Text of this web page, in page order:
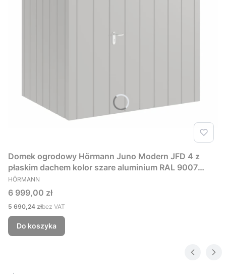
Domek ogrodowy Hörmann Juno Modern JFD 4 z
płaskim dachem kolor szare aluminium RAL 9007
229x181 cm
PRODUCENT
HÖRMANN
Cena
6 999,00 zł
Cena
5 690,24 złbez VAT
Do koszyka